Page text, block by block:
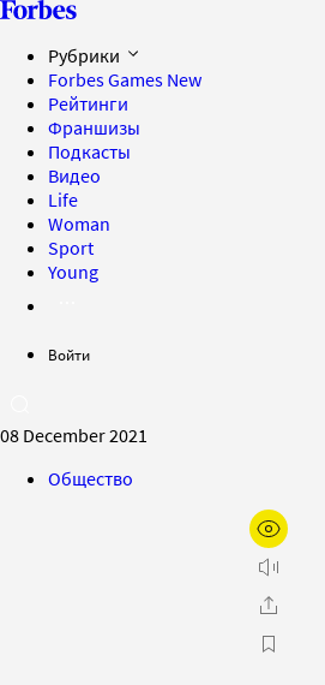
Рубрики
Forbes Games New
Рейтинги
Франшизы
Подкасты
Видео
Life
Woman
Sport
Young
Войти
08 December 2021
Общество